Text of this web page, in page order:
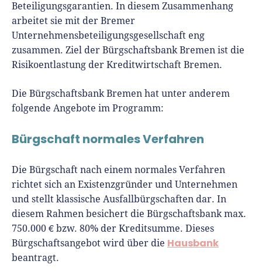
Beteiligungsgarantien. In diesem Zusammenhang
arbeitet sie mit der Bremer
Unternehmensbeteiligungsgesellschaft eng
zusammen. Ziel der Bürgschaftsbank Bremen ist die
Risikoentlastung der Kreditwirtschaft Bremen.
Die Bürgschaftsbank Bremen hat unter anderem
folgende Angebote im Programm:
Bürgschaft normales Verfahren
Die Bürgschaft nach einem normales Verfahren
richtet sich an Existenzgründer und Unternehmen
und stellt klassische Ausfallbürgschaften dar. In
diesem Rahmen besichert die Bürgschaftsbank max.
750.000 € bzw. 80% der Kreditsumme. Dieses
Bürgschaftsangebot wird über die Hausbank
beantragt.